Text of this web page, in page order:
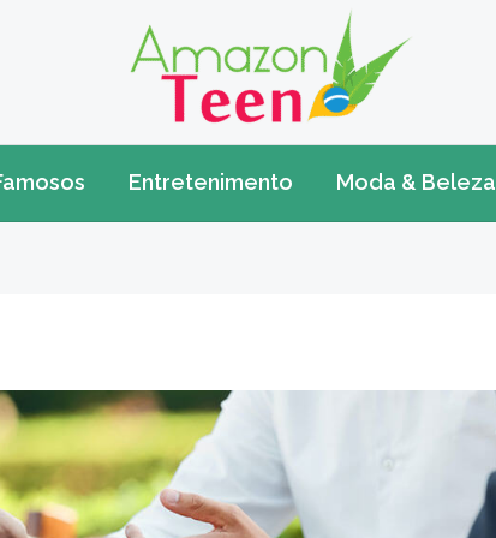
Entretenimento Moda & Beleza